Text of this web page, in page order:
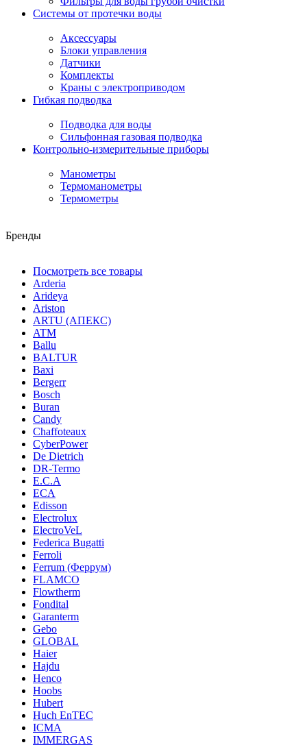
Системы от протечки воды
Аксессуары
Блоки управления
Датчики
Комплекты
Краны с электроприводом
Гибкая подводка
Подводка для воды
Сильфонная газовая подводка
Контрольно-измерительные приборы
Манометры
Термоманометры
Термометры
Бренды
Посмотреть все товары
Arderia
Arideya
Ariston
ARTU (АПЕКС)
ATM
Ballu
BALTUR
Baxi
Bergerr
Bosch
Buran
Candy
Chaffoteaux
CyberPower
De Dietrich
DR-Termo
E.C.A
ECA
Edisson
Electrolux
ElectroVeL
Federica Bugatti
Ferroli
Ferrum (Феррум)
FLAMCO
Flowtherm
Fondital
Garanterm
Gebo
GLOBAL
Haier
Hajdu
Henco
Hoobs
Hubert
Huch EnTEC
ICMA
IMMERGAS